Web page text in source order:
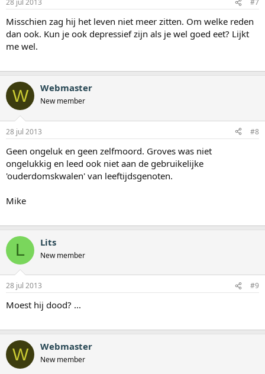
28 jul 2013 #7
Misschien zag hij het leven niet meer zitten. Om welke reden
dan ook. Kun je ook depressief zijn als je wel goed eet? Lijkt
me wel.
W Webmaster
New member
28 jul 2013 #8
Geen ongeluk en geen zelfmoord. Groves was niet
ongelukkig en leed ook niet aan de gebruikelijke
'ouderdomskwalen' van leeftijdsgenoten.
Mike
L Lits
New member
28 jul 2013 #9
Moest hij dood? ...
W Webmaster
New member